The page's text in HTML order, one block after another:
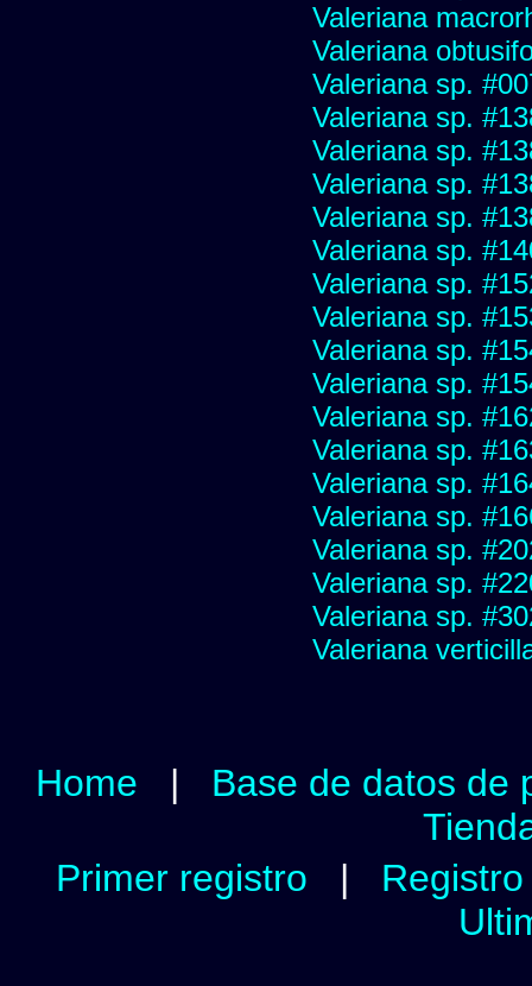
Valeriana
Valeriana
Valeriana sp.
Valeriana sp.
Valeriana sp.
Valeriana sp.
Valeriana sp.
Valeriana sp.
Valeriana sp.
Valeriana sp.
Valeriana sp.
Valeriana sp.
Valeriana sp.
Valeriana sp.
Valeriana sp.
Valeriana sp.
Valeriana sp.
Valeriana sp.
Valeriana sp.
Valeriana
Home | Base de datos de
Primer registro |